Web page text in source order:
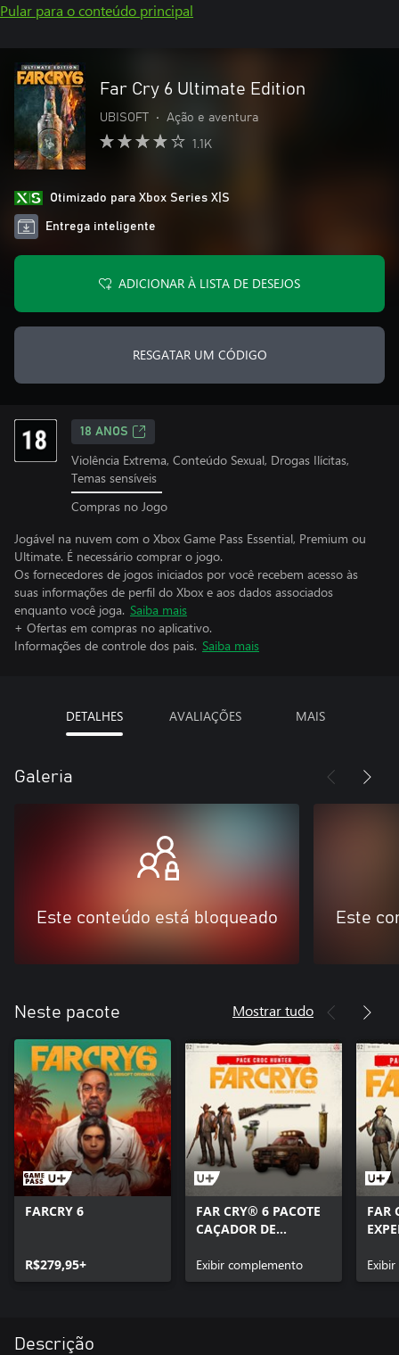
Pular para o conteúdo principal
Far Cry 6 Ultimate Edition
UBISOFT • Ação e aventura
1.1K
Otimizado para Xbox Series X|S
Entrega inteligente
ADICIONAR À LISTA DE DESEJOS
RESGATAR UM CÓDIGO
18 ANOS
Violência Extrema, Conteúdo Sexual, Drogas Ilícitas,
Temas sensíveis
Compras no Jogo
Jogável na nuvem com o Xbox Game Pass Essential, Premium ou
Ultimate. É necessário comprar o jogo.
Os fornecedores de jogos iniciados por você recebem acesso às
suas informações de perfil do Xbox e aos dados associados
enquanto você joga. Saiba mais
+ Ofertas em compras no aplicativo.
Informações de controle dos pais. Saiba mais
DETALHES AVALIAÇÕES MAIS
Galeria
Este conteúdo está bloqueado Este
Neste pacote Mostrar tudo
FARCRY 6
R$279,95+
FAR CRY® 6 PACOTE
CAÇADOR DE
Exibir complemento
FAR
Descrição